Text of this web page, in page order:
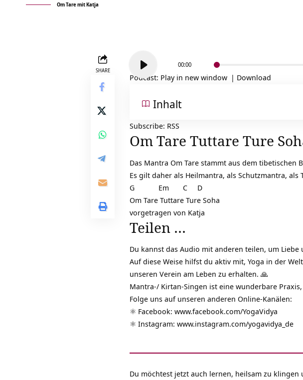
Om Tare mit Katja
SHARE
Player
00:00
Podcast: Play in new window | Download
Inhalt
Subscribe: RSS
Om Tare Tuttare Ture
Das Mantra Om Tare stammt aus dem tibetischen
Es gilt daher als Heilmantra, als Schutzmantra,
G Em C D
Om Tare Tuttare Ture Soha
vorgetragen von Katja
Teilen …
Du kannst das Audio mit anderen teilen, um
Auf diese Weise hilfst du aktiv mit, Yoga in der
unseren Verein am Leben zu erhalten. 🙏
Mantra-/ Kirtan-Singen ist eine wunderbare
Folge uns auf unseren anderen Online-Kanälen:
⚛️ Facebook: www.facebook.com/YogaVidya
⚛️ Instagram: www.instagram.com/yogavidya_de
Du möchtest jetzt auch lernen, heilsam zu